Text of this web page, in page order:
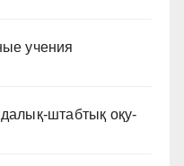
учения
штабтық оқу-